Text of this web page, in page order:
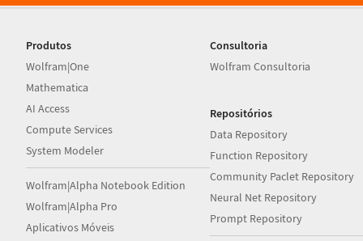
Produtos
Wolfram|One
Mathematica
AI Access
Compute Services
System Modeler
Wolfram|Alpha Notebook Edition
Wolfram|Alpha Pro
Aplicativos Móveis
Consultoria
Wolfram Consultoria
Repositórios
Data Repository
Function Repository
Community Paclet Repository
Neural Net Repository
Prompt Repository